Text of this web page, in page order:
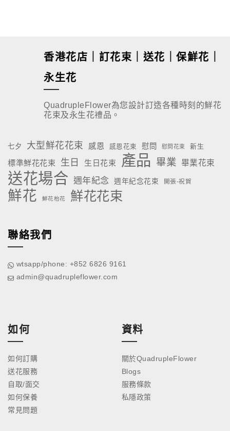
香港花店｜訂花束｜送花｜保鮮花｜
永生花
QuadrupleFlower為您設計訂造各種時刻的鮮花
花束及永生花禮品。
七夕 大型鮮花花束 感恩 感恩花束 慰問 慰問花束 新生
標準鮮花花束 生日 生日花束 產品 畢業 畢業花束
送花場合 週年紀念 週年紀念花束 開張-祝賀
鮮花 鮮花枱花 鮮花花束
聯絡我們
wtsapp/phone: +852 6826 9161
admin@quadrupleflower.com
如何
如何訂購
送花服務
自取/面交
如何保養
常見問題
資料
關於QuadrupleFlower
Blogs
服務條款
私隱政策